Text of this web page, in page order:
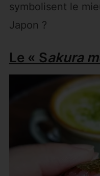
symbolisent le
Japon ?
Le « Sakura